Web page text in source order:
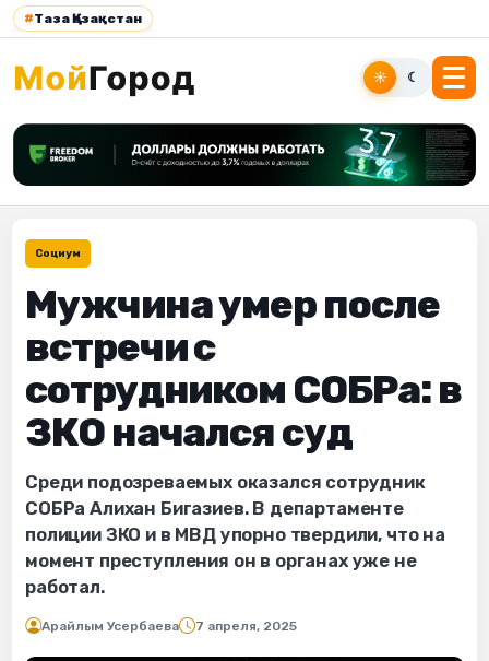
#Таза Қазақстан
☀ ☾
Социум
Мужчина умер после
встречи с
сотрудником СОБРа: в
ЗКО начался суд
Среди подозреваемых оказался сотрудник
СОБРа Алихан Бигазиев. В департаменте
полиции ЗКО и в МВД упорно твердили, что на
момент преступления он в органах уже не
работал.
Арайлым Усербаева 7 апреля, 2025